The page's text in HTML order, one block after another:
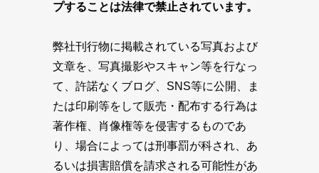
プすることは法律で禁止されています。
弊社刊行物に掲載されている写真および
文章を、写真撮影やスキャン等を行なっ
て、許諾なくブログ、SNS等に公開、ま
たは印刷等をして販売・配布する行為は
著作権、肖像権等を侵害するものであ
り、場合によっては刑事罰が科され、あ
るいは損害賠償を請求される可能性があ